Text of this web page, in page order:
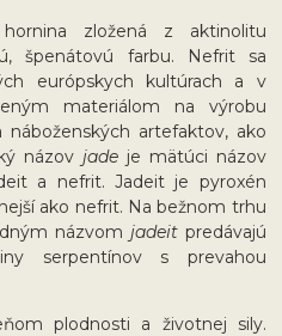
zložená z aktinolitu
špenátovú farbu. Nefrit sa
európskych kultúrach a v
materiálom na výrobu
artefaktov, ako
názov jadeje mätúci názov
a nefrit. Jadeit je pyroxén
ako nefrit. Na bežnom trhu
názvomjadeit predávajú
serpentínov s prevahou
plodnosti a životnej sily.